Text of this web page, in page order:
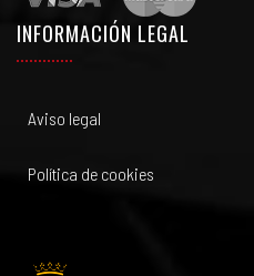
INFORMACIÓN LEGAL
Aviso legal
Política de cookies